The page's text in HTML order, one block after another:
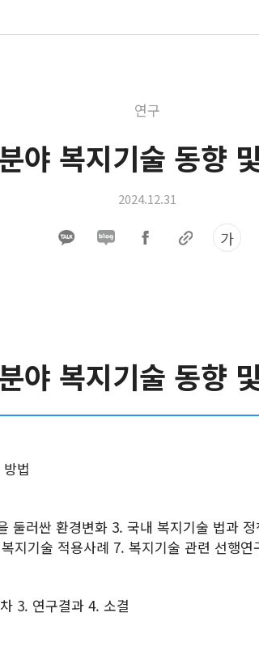
연구
야 복지기술 동향
2024.12.31
가
야 복지기술 동향
법
둘러싼 환경변화 3. 국내 복지기술 법과
지기술 적용사례 7. 복지기술 관련 선행연
3. 연구결과 4. 소결